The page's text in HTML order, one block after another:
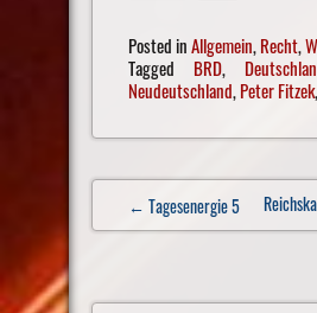
Posted inAllgemein,Recht,
Tagged BRD,
Neudeutschland,Peter Fitzek,
Post
navigation
← Tagesenergie 5